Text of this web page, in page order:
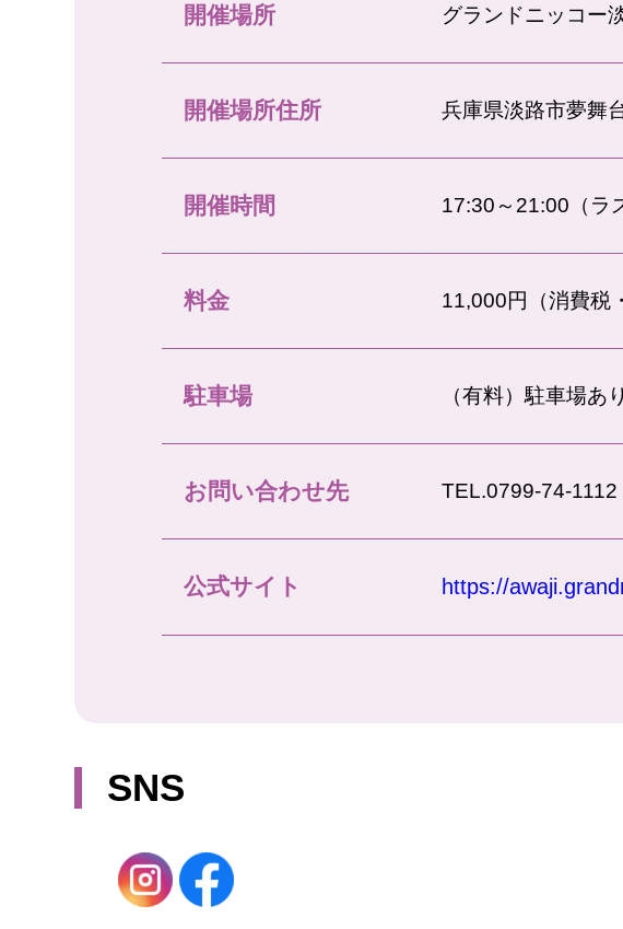
開催場所 グランドニッコー
開催場所住所 兵庫県淡路市夢舞
開催時間 17:30～21:00（ラ
料金 11,000円（消費税
駐車場 （有料）駐車場あ
お問い合わせ先 TEL.0799-74-1112
公式サイト https://
SNS